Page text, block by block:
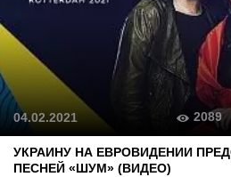
УКРАИНУ НА ЕВРОВИДЕНИИ
ПЕСНЕЙ «ШУМ» (ВИДЕО)
04.02.2021 2089